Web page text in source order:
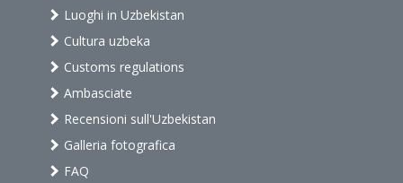
Luoghi in Uzbekistan
Cultura uzbeka
Customs regulations
Ambasciate
Recensioni sull'Uzbekistan
Galleria fotografica
FAQ